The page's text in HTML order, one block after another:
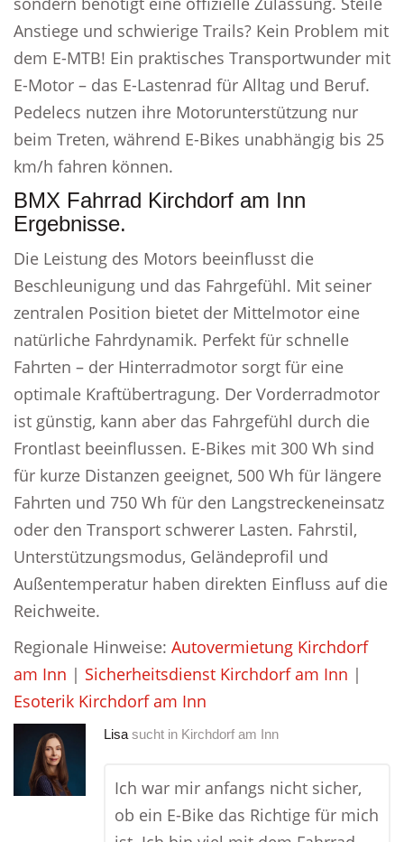
Anstiege und schwierige Trails? Kein Problem mit
dem E-MTB! Ein praktisches Transportwunder mit
E-Motor – das E-Lastenrad für Alltag und Beruf.
Pedelecs nutzen ihre Motorunterstützung nur
beim Treten, während E-Bikes unabhängig bis 25
km/h fahren können.
BMX Fahrrad Kirchdorf am Inn
Ergebnisse.
Die Leistung des Motors beeinflusst die
Beschleunigung und das Fahrgefühl. Mit seiner
zentralen Position bietet der Mittelmotor eine
natürliche Fahrdynamik. Perfekt für schnelle
Fahrten – der Hinterradmotor sorgt für eine
optimale Kraftübertragung. Der Vorderradmotor
ist günstig, kann aber das Fahrgefühl durch die
Frontlast beeinflussen. E-Bikes mit 300 Wh sind
für kurze Distanzen geeignet, 500 Wh für längere
Fahrten und 750 Wh für den Langstreckeneinsatz
oder den Transport schwerer Lasten. Fahrstil,
Unterstützungsmodus, Geländeprofil und
Außentemperatur haben direkten Einfluss auf die
Reichweite.
Regionale Hinweise: Autovermietung Kirchdorf
am Inn | Sicherheitsdienst Kirchdorf am Inn |
Esoterik Kirchdorf am Inn
Lisa sucht in Kirchdorf am Inn
Ich war mir anfangs nicht sicher,
ob ein E-Bike das Richtige für mich